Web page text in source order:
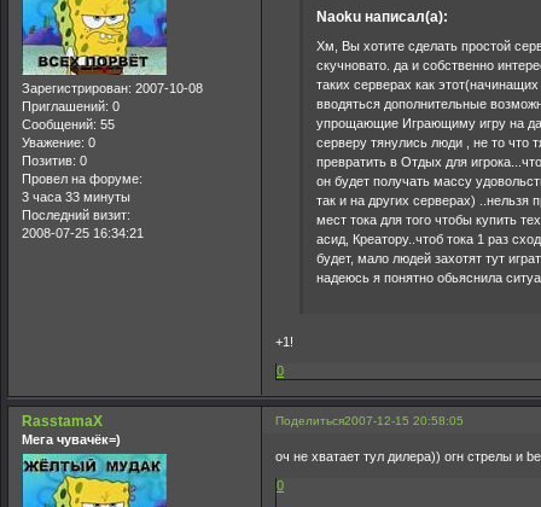
Зарегистрирован: 2007-10-08
Приглашений: 0
Сообщений: 55
Уважение: 0
Позитив: 0
Провел на форуме:
3 часа 33 минуты
Последний визит:
2008-07-25 16:34:21
Naoku написал(а):
Хм, Вы хотите сделать простой
скучновато. да и собственно
таких серверах как
вводяться дополнительные
упрощающие Играющиму игру на
серверу тянулись люди , не то что
превратить в Отдых для
он будет получать массу
так и на других серверах) ..нельзя
мест тока для того чтобы купить
асид, Креатору..чтоб тока 1 раз
будет, мало людей захотят тут
надеюсь я понятно обьяснила
+1!
0
Поделиться2007-12-15 20:58:05
RasstamaX
Мега чувачёк=)
оч не хватает тул дилера)) огн стрелы и
0